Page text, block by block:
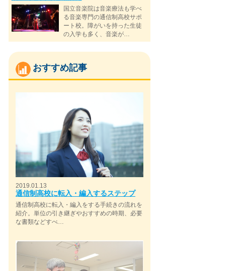
国立音楽院は音楽療法も学べ
る音楽専門の通信制高校サポ
ート校。障がいを持った生徒
の入学も多く、音楽が…
おすすめ記事
2019.01.13
通信制高校に転入・編入するステップ
通信制高校に転入・編入をする手続きの流れを
紹介。単位の引き継ぎやおすすめの時期、必要
な書類などすべ…